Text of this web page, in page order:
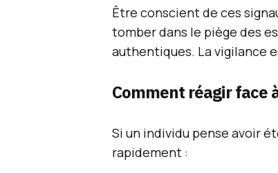
Être conscient de ces
tomber dans le piège des
authentiques. La vigilance
Comment réagir face
Si un individu pense avoir
rapidement :